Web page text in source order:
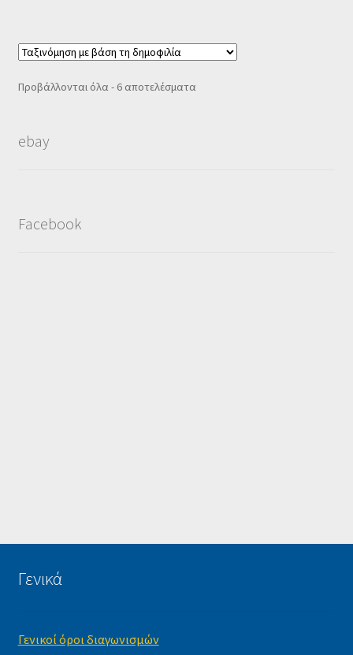
Προβάλλονται όλα - 6 αποτελέσματαSorted
ebay
Facebook
Γενικά
Γενικοί όροι διαγωνισμών